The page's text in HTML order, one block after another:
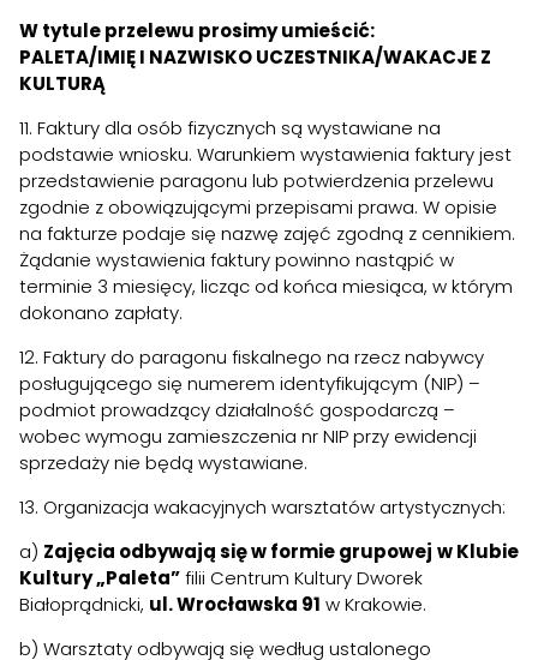
W tytule przelewu prosimy umieścić:
PALETA/IMIĘ I NAZWISKO UCZESTNIKA/WAKACJE Z
KULTURĄ
11. Faktury dla osób fizycznych są wystawiane na
podstawie wniosku. Warunkiem wystawienia faktury jest
przedstawienie paragonu lub potwierdzenia przelewu
zgodnie z obowiązującymi przepisami prawa. W opisie
na fakturze podaje się nazwę zajęć zgodną z cennikiem.
Żądanie wystawienia faktury powinno nastąpić w
terminie 3 miesięcy, licząc od końca miesiąca, w którym
dokonano zapłaty.
12. Faktury do paragonu fiskalnego na rzecz nabywcy
posługującego się numerem identyfikującym (NIP) –
podmiot prowadzący działalność gospodarczą –
wobec wymogu zamieszczenia nr NIP przy ewidencji
sprzedaży nie będą wystawiane.
13. Organizacja wakacyjnych warsztatów artystycznych:
a) Zajęcia odbywają się w formie grupowej w Klubie
Kultury „Paleta”filii Centrum Kultury Dworek
Białoprądnicki, ul. Wrocławska 91 w Krakowie.
b) Warsztaty odbywają się według ustalonego